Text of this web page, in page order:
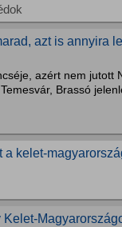
azt is annyira
azért nem
Brassó
a kelet-